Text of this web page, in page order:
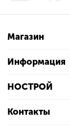
Магазин
Информация
НОСТРОЙ
Контакты